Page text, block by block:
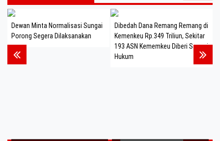
Dewan Minta Normalisasi Sungai
Porong Segera Dilaksanakan
Dibedah Dana Remang Remang di
Kemenkeu Rp.349 Triliun, Sekitar
193 ASN Kememkeu Diberi Sangsi
Hukum